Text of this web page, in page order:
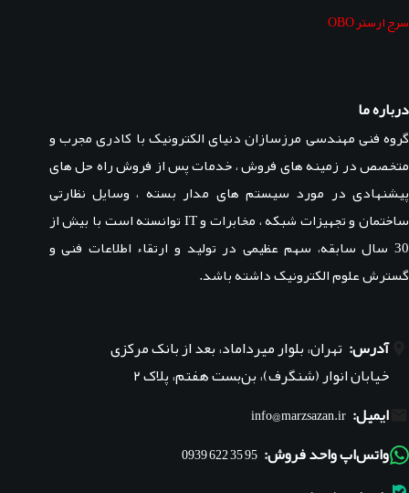
سرج ارستر OBO
درباره ما
گروه فنی مهندسی مرزسازان دنیای الکترونیک با کادری مجرب و
متخصص در زمینه های فروش ، خدمات پس از فروش راه حل های
پیشنهادی در مورد سیستم های مدار بسته ، وسایل نظارتی
ساختمان و تجهیزات شبکه ، مخابرات و IT توانسته است با بیش از
30 سال سابقه، سهم عظیمی در تولید و ارتقاء اطلاعات فنی و
گسترش علوم الکترونیک داشته باشد.
آدرس: تهران، بلوار میرداماد، بعد از بانک مرکزی
خیابان انوار (شنگرف)، بن‌بست هفتم، پلاک ۲
ایمیل: info@marzsazan.ir
واتس‌اپ واحد فروش: 95 35 622 0939